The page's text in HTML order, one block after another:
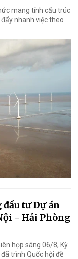
mang tính cấu trúc
nhanh việc theo
tư Dự án
- Hải Phòng
họp sáng 06/8, Kỳ
trình Quốc hội đề